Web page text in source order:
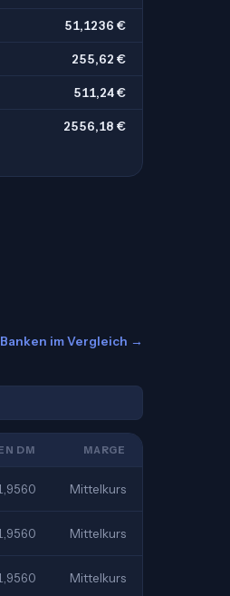
51,1236 €
255,62 €
511,24 €
2556,18 €
im Vergleich →
DM MARGE
Mittelkurs
Mittelkurs
Mittelkurs